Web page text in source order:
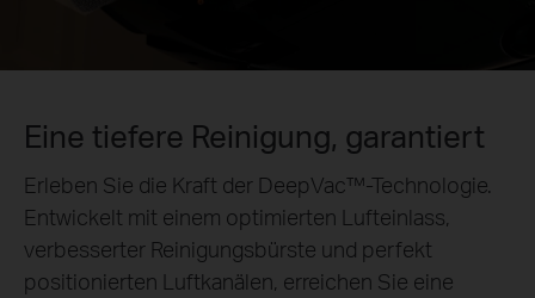
Eine tiefere Reinigung, garantiert
Erleben Sie die Kraft der DeepVac™-Technologie.
Entwickelt mit einem optimierten Lufteinlass,
verbesserter Reinigungsbürste und perfekt
positionierten Luftkanälen, erreichen Sie eine